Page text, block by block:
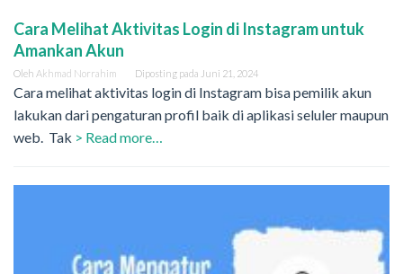
Cara Melihat Aktivitas Login di Instagram untuk
Amankan Akun
Oleh Akhmad Norrahim Diposting pada Juni 21, 2024
Cara melihat aktivitas login di Instagram bisa pemilik akun
lakukan dari pengaturan profil baik di aplikasi seluler maupun
web. Tak > Read more…